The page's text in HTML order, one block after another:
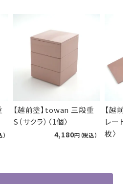
【越前塗】towan 長角プ
レート（サクラ/スミレ）〈1